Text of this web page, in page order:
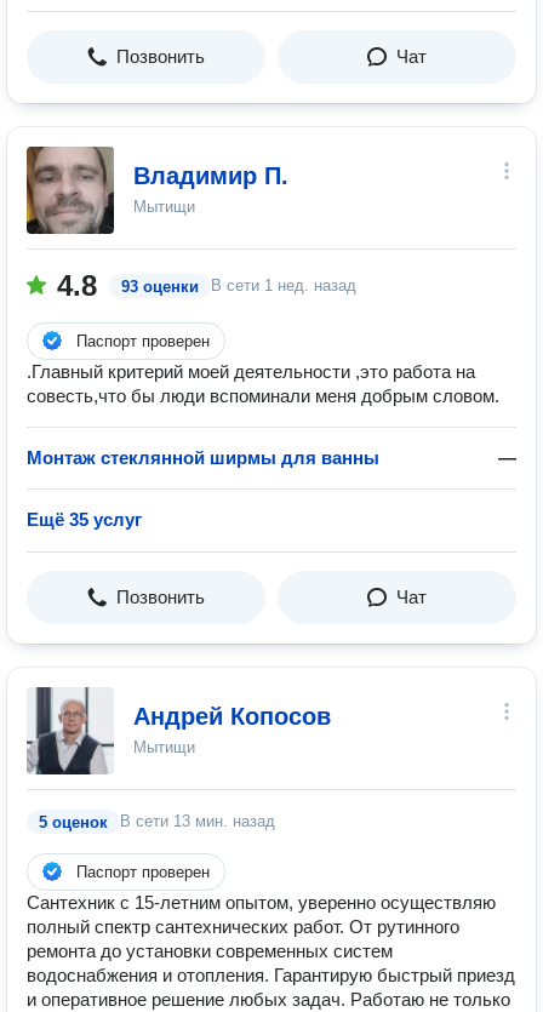
Позвонить Чат
Владимир П.
Мытищи
4.8 93 оценки В сети 1 нед. назад
Паспорт проверен
.Главный критерий моей деятельности ,это работа на
совесть,что бы люди вспоминали меня добрым словом.
Монтаж стеклянной ширмы для ванны —
Ещё 35 услуг
Позвонить Чат
Андрей Копосов
Мытищи
5 оценок В сети 13 мин. назад
Паспорт проверен
Сантехник с 15-летним опытом, уверенно осуществляю
полный спектр сантехнических работ. От рутинного
ремонта до установки современных систем
водоснабжения и отопления. Гарантирую быстрый приезд
и оперативное решение любых задач. Работаю не только